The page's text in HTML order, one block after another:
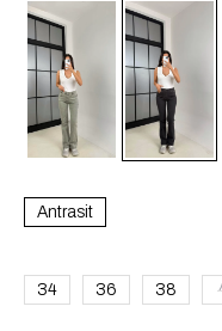
Antrasit
34 36 38